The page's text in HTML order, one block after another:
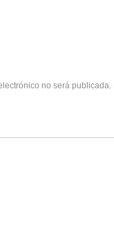
no será publicada.